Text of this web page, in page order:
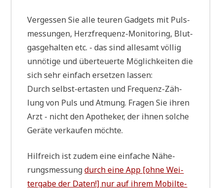
Ver­ges­sen Sie alle teu­ren Gad­gets mit Puls­
mes­sun­gen, Herz­fre­quenz-Moni­to­ring, Blut­
gas­ge­hal­ten etc. - das sind alle­samt völ­lig
unnö­ti­ge und über­teu­er­te Mög­lich­kei­ten die
sich sehr ein­fach erset­zen lassen:
Durch selbst-erta­sten und Fre­quenz-Zäh­
lung von Puls und Atmung. Fra­gen Sie ihren
Arzt - nicht den Apo­the­ker, der ihnen sol­che
Gerä­te ver­kau­fen möchte.
Hilf­reich ist zudem eine ein­fa­che Nähe­
rungs­mes­sungdurch eine App [ohne Wei­
ter­ga­be der Daten!] nur auf ihrem Mobil­te­